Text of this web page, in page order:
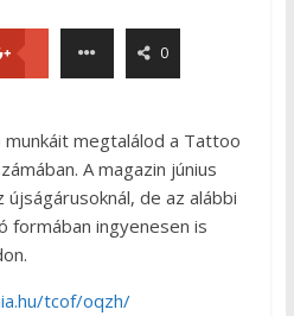
0
megtalálod a Tattoo
A magazin június
de az alábbi
formában ingyenesen is
tcof/oqzh/